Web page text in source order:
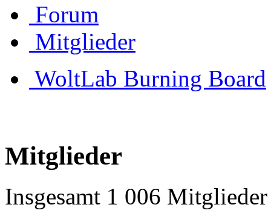
Forum
Mitglieder
WoltLab Burning Board
Mitglieder
Insgesamt 1 006 Mitglieder